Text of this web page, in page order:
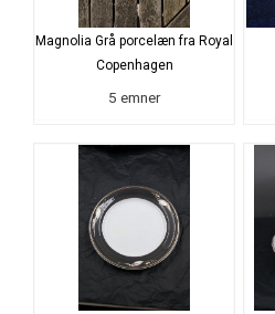
Magnolia Grå porcelæn fra Royal
Copenhagen
5 emner